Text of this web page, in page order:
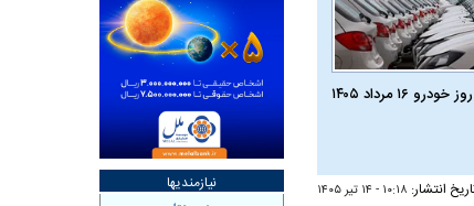
۱۶ مرداد ۱۴۰۵
انتشار: ۱۰:۱۸ - ۱۴ تير ۱۴۰۵
نیازمندیها